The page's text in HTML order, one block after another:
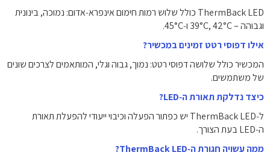
ThermBack LED כולל שלוש רמות חימום אינפרא‑אדום: נמוכה, בינונית
וגבוהה – 39°C, 42°C ו‑45°C.
אילו דפוסי רטט זמינים במכשיר?
המכשיר כולל שלושה דפוסי רטט: נמוך, גבוה וגלי, המותאמים לצרכים שונים
של משתמשים.
כיצד נדלקת תאורת ה‑LED?
ל‑ThermBack LED יש כפתור הפעלה וכיבוי ייעודי להפעלת תאורת
ה‑LED בעת הצורך.
ממה עשויה חגורת ה‑ThermBack LED?